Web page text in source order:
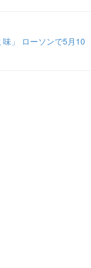
味」 ローソンで5月10